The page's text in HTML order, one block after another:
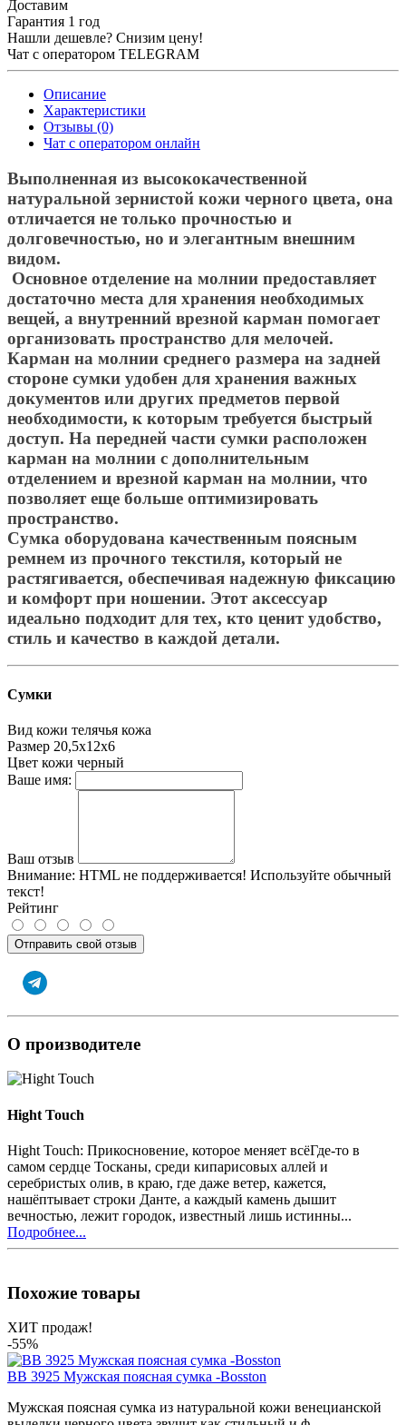
Доставим
Гарантия 1 год
Нашли дешевле? Снизим цену!
Чат с оператором TELEGRAM
Описание
Характеристики
Отзывы (0)
Чат с оператором онлайн
Выполненная из высококачественной
натуральной зернистой кожи черного цвета, она
отличается не только прочностью и
долговечностью, но и элегантным внешним
видом.
Основное отделение на молнии предоставляет
достаточно места для хранения необходимых
вещей, а внутренний врезной карман помогает
организовать пространство для мелочей.
Карман на молнии среднего размера на задней
стороне сумки удобен для хранения важных
документов или других предметов первой
необходимости, к которым требуется быстрый
доступ. На передней части сумки расположен
карман на молнии с дополнительным
отделением и врезной карман на молнии, что
позволяет еще больше оптимизировать
пространство.
Сумка оборудована качественным поясным
ремнем из прочного текстиля, который не
растягивается, обеспечивая надежную фиксацию
и комфорт при ношении. Этот аксессуар
идеально подходит для тех, кто ценит удобство,
стиль и качество в каждой детали.
Сумки
Вид кожи телячья кожа
Размер 20,5х12х6
Цвет кожи черный
Ваше имя:
Ваш отзыв
Внимание: HTML не поддерживается! Используйте обычный
текст!
Рейтинг
Отправить свой отзыв
О производителе
Hight Touch
Hight Touch: Прикосновение, которое меняет всёГде-то в
самом сердце Тосканы, среди кипарисовых аллей и
серебристых олив, в краю, где даже ветер, кажется,
нашёптывает строки Данте, а каждый камень дышит
вечностью, лежит городок, известный лишь истинны...
Подробнее...
Похожие товары
ХИТ продаж!
-55%
BB 3925 Мужская поясная сумка -Bosston
Мужская поясная сумка из натуральной кожи венецианской